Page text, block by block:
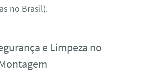
no Brasil).
e Limpeza no